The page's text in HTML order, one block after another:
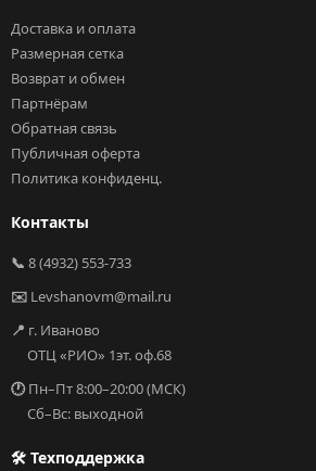
Доставка и оплата
Размерная сетка
Возврат и обмен
Партнёрам
Обратная связь
Публичная оферта
Политика конфиденц.
Контакты
📞 8 (4932) 553-733
✉️ Levshanovm@mail.ru
📍 г. Иваново
ОТЦ «РИО» 1эт. оф.68
🕐Пн–Пт 8:00–20:00 (МСК)
Сб–Вс: выходной
🛠 Техподдержка